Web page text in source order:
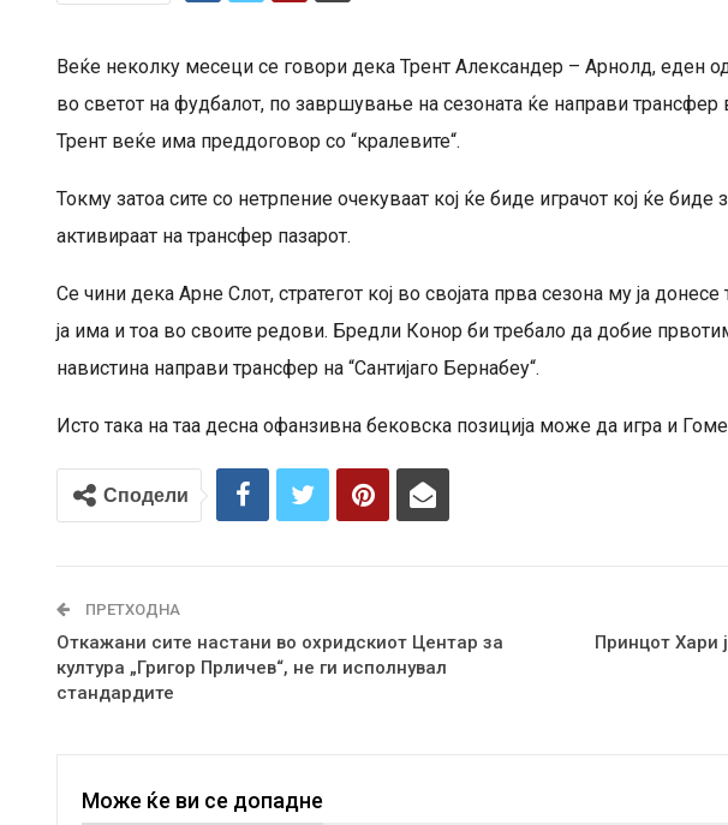
Веќе неколку месеци се говори дека Трент Александер – Арнолд, еден
во светот на фудбалот, по завршување на сезоната ќе направи
Трент веќе има преддоговор со “кралевите“.
Токму затоа сите со нетрпение очекуваат кој ќе биде играчот кој ќе биде
активираат на трансфер пазарот.
Се чини дека Арне Слот, стратегот кој во својата прва сезона му ја
ја има и тоа во своите редови. Бредли Конор би требало да добие
навистина направи трансфер на “Сантијаго Бернабеу“.
Исто така на таа десна офанзивна бековска позиција може да игра и
Сподели
ПРЕТХОДНА
Откажани сите настани во охридскиот Центар за
култура „Григор Прличев“, не ги исполнувал
стандардите
Принцот Хари
Може ќе ви се допадне